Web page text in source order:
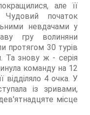
але її
Чудовий початок
невдачами у
гру волиняни
протягом 30 турів
Та знову ж - серія
команду на 12
відділяло 4 очка. У
із зривами,
місце